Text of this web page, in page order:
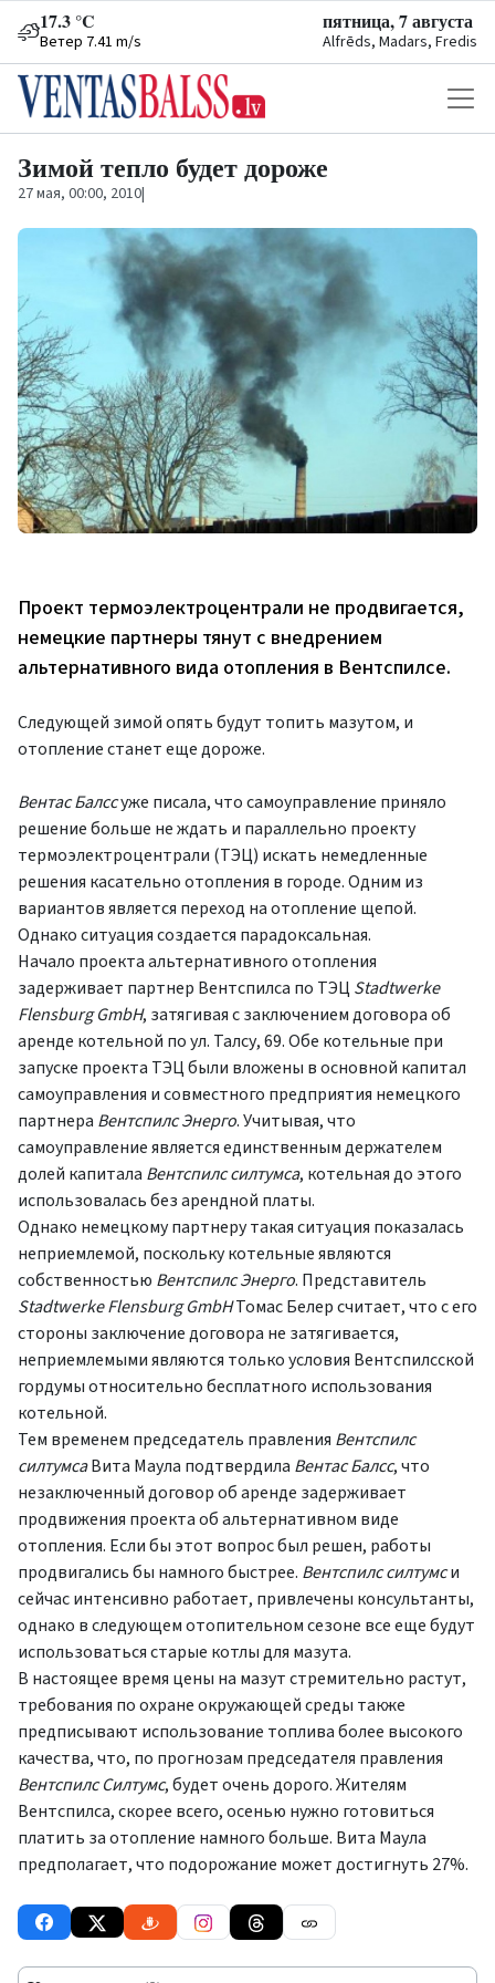
17.3 °C
Ветер 7.41 m/s
пятница, 7 августа
Alfrēds, Madars, Fredis
Зимой тепло будет дороже
27 мая, 00:00, 2010|
Проект термоэлектроцентрали не продвигается,
немецкие партнеры тянут с внедрением
альтернативного вида отопления в Вентспилсе.
Следующей зимой опять будут топить мазутом, и
отопление станет еще дороже.
Вентас Балссуже писала, что самоуправление приняло
решение больше не ждать и параллельно проекту
термоэлектроцентрали (ТЭЦ) искать немедленные
решения касательно отопления в городе. Одним из
вариантов является переход на отопление щепой.
Однако ситуация создается парадоксальная.
Начало проекта альтернативного отопления
задерживает партнер Вентспилса по ТЭЦ Stadtwerke
Flensburg GmbH, затягивая с заключением договора об
аренде котельной по ул. Талсу, 69. Обе котельные при
запуске проекта ТЭЦ были вложены в основной капитал
самоуправления и совместного предприятия немецкого
партнера Вентспилс Энерго. Учитывая, что
самоуправление является единственным держателем
долей капитала Вентспилс силтумса, котельная до этого
использовалась без арендной платы.
Однако немецкому партнеру такая ситуация показалась
неприемлемой, поскольку котельные являются
собственностью Вентспилс Энерго. Представитель
Stadtwerke Flensburg GmbHТомас Белер считает, что с его
стороны заключение договора не затягивается,
неприемлемыми являются только условия Вентспилсской
гордумы относительно бесплатного использования
котельной.
Тем временем председатель правления Вентспилс
силтумсаВита Маула подтвердила Вентас Балсс, что
незаключенный договор об аренде задерживает
продвижения проекта об альтернативном виде
отопления. Если бы этот вопрос был решен, работы
продвигались бы намного быстрее. Вентспилс силтумси
сейчас интенсивно работает, привлечены консультанты,
однако в следующем отопительном сезоне все еще будут
использоваться старые котлы для мазута.
В настоящее время цены на мазут стремительно растут,
требования по охране окружающей среды также
предписывают использование топлива более высокого
качества, что, по прогнозам председателя правления
Вентспилс Силтумс, будет очень дорого. Жителям
Вентспилса, скорее всего, осенью нужно готовиться
платить за отопление намного больше. Вита Маула
предполагает, что подорожание может достигнуть 27%.